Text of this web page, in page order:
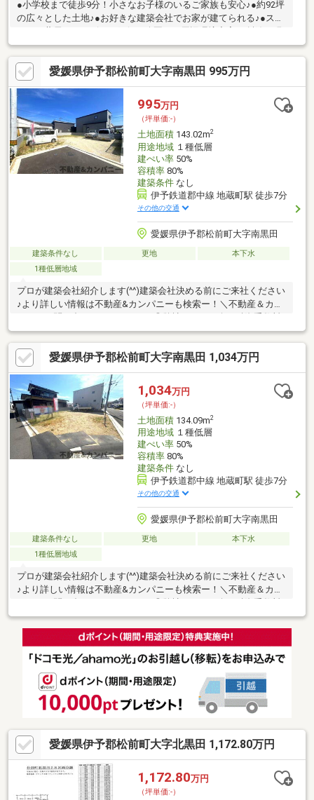
●小学校まで徒歩9分！小さなお子様のいるご家族も安心♪●約92坪
の広々とした土地♪●お好きな建築会社でお家が建てられる♪●スー
況：水路
愛媛県伊予郡松前町大字南黒田 995万円
995万円
（坪単価:-）
土地面積143.02m2
用途地域１種低層
建ぺい率50%
容積率80%
建築条件なし
伊予鉄道郡中線 地蔵町駅 徒歩7分
その他の交通
愛媛県伊予郡松前町大字南黒田
建築条件なし 更地
本下水
1種低層地域
プロが建築会社紹介します(^^)建築会社決める前にご来社ください
♪より詳しい情報は不動産&カンパニーも検索ー！＼不動産＆カン
パニーに問い合わせるメリット／◎弊社からの紹介で融資手数料
が半額になる銀行有！◎簡易ホームインスペクションします！◎
追加工事の提案と価格に自信があります！◎金額的に最小限で済
む買い方教えます！◎他社掲載の物件も含んでご案内ツアー可
能！物件を比較できます！◎楽しい！ってよく言われます(^^)/弊
社のHPにも書ききれない情報公開しておりますので、詳しくはそ
ちらもご覧ください
愛媛県伊予郡松前町大字南黒田 1,034万円
1,034万円
（坪単価:-）
土地面積134.09m2
用途地域１種低層
建ぺい率50%
容積率80%
建築条件なし
伊予鉄道郡中線 地蔵町駅 徒歩7分
その他の交通
愛媛県伊予郡松前町大字南黒田
建築条件なし 更地
本下水
1種低層地域
プロが建築会社紹介します(^^)建築会社決める前にご来社ください
♪より詳しい情報は不動産&カンパニーも検索ー！＼不動産＆カン
が半額になる銀行有！◎簡易ホームインスペクションします！◎
追加工事の提案と価格に自信があります！◎金額的に最小限で済
む買い方教えます！◎他社掲載の物件も含んでご案内ツアー可
能！物件を比較できます！◎楽しい！ってよく言われます(^^)/弊
ちらもご覧ください
愛媛県伊予郡松前町大字北黒田 1,172.80万円
1,172.80万円
（坪単価:-）